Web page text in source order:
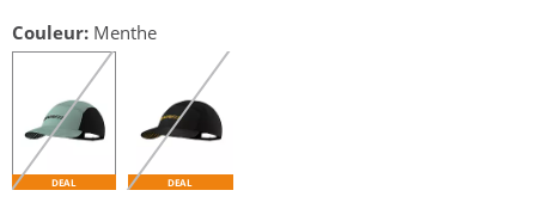
Couleur: Menthe
DEAL DEAL